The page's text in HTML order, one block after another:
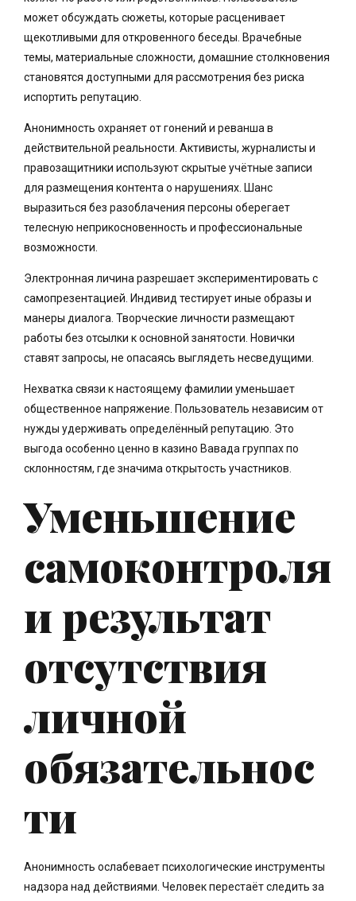
может обсуждать сюжеты, которые расценивает
щекотливыми для откровенного беседы. Врачебные
темы, материальные сложности, домашние столкновения
становятся доступными для рассмотрения без риска
испортить репутацию.
Анонимность охраняет от гонений и реванша в
действительной реальности. Активисты, журналисты и
правозащитники используют скрытые учётные записи
для размещения контента о нарушениях. Шанс
выразиться без разоблачения персоны оберегает
телесную неприкосновенность и профессиональные
возможности.
Электронная личина разрешает экспериментировать с
самопрезентацией. Индивид тестирует иные образы и
манеры диалога. Творческие личности размещают
работы без отсылки к основной занятости. Новички
ставят запросы, не опасаясь выглядеть несведущими.
Нехватка связи к настоящему фамилии уменьшает
общественное напряжение. Пользователь независим от
нужды удерживать определённый репутацию. Это
выгода особенно ценно в казино Вавада группах по
склонностям, где значима открытость участников.
Уменьшение
самоконтроля
и результат
отсутствия
личной
обязательнос
ти
Анонимность ослабевает психологические инструменты
надзора над действиями. Человек перестаёт следить за